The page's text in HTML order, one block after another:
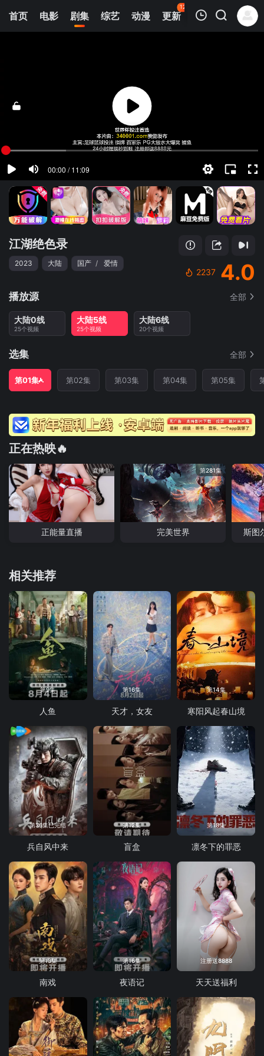
首页 电影 剧集 综艺 动漫 更新
123
热榜 APP
清空
江湖绝色录
2023 大陆 国产 / 爱情
2237 4.0
播放源 全部
大陆0线
25个视频
大陆5线
25个视频
大陆6线
20个视频
选集 全部
第01集 第02集 第03集 第04集 第05集
正在热映🔥
直播中
正能量直播
第281集
完美世界 斯图
相关推荐
第9集
人鱼
第16集
天才，女友
第14集
寒阳风起春山境
第36集已完结
兵自风中来
第12集
盲盒
第18集
凛冬下的罪恶
第13集
南戏
第16集
夜语记
注册送8888
天天送福利